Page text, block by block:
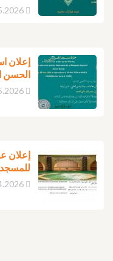
إعلان
الحسن
إعلان
للمسجد